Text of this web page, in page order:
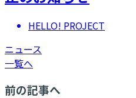
HELLO! PROJECT
ニュース
一覧へ
前の記事へ